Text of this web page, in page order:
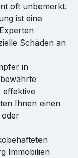
oft unbemerkt.
ist eine
Schäden an
in
effektive
Ihnen einen
Immobilien